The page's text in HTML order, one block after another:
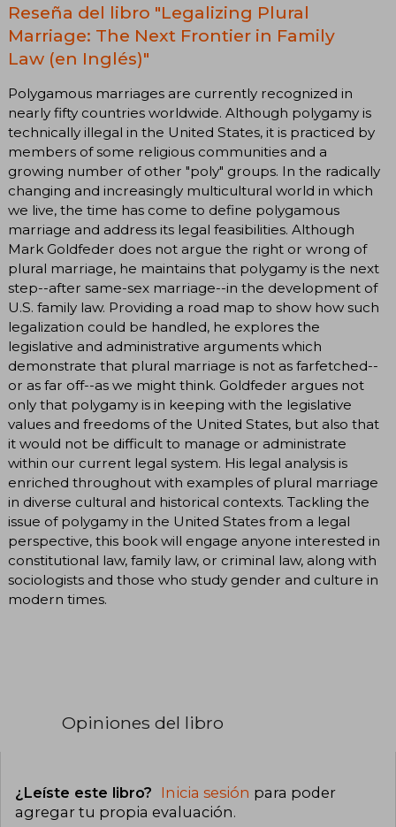
Reseña del libro "Legalizing Plural
Marriage: The Next Frontier in Family
Law (en Inglés)"
Polygamous marriages are currently recognized in
nearly fifty countries worldwide. Although polygamy is
technically illegal in the United States, it is practiced by
members of some religious communities and a
growing number of other "poly" groups. In the radically
changing and increasingly multicultural world in which
we live, the time has come to define polygamous
marriage and address its legal feasibilities. Although
Mark Goldfeder does not argue the right or wrong of
plural marriage, he maintains that polygamy is the next
step--after same-sex marriage--in the development of
U.S. family law. Providing a road map to show how such
legalization could be handled, he explores the
legislative and administrative arguments which
demonstrate that plural marriage is not as farfetched--
or as far off--as we might think. Goldfeder argues not
only that polygamy is in keeping with the legislative
values and freedoms of the United States, but also that
it would not be difficult to manage or administrate
within our current legal system. His legal analysis is
enriched throughout with examples of plural marriage
in diverse cultural and historical contexts. Tackling the
issue of polygamy in the United States from a legal
perspective, this book will engage anyone interested in
constitutional law, family law, or criminal law, along with
sociologists and those who study gender and culture in
modern times.
Opiniones del libro
¿Leíste este libro? Inicia sesión para poder
agregar tu propia evaluación.